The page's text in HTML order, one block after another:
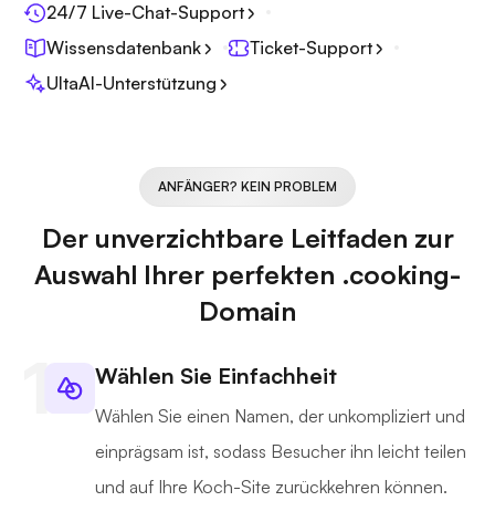
24/7 Live-Chat-Support
Wissensdatenbank
Ticket-Support
UltaAI-Unterstützung
ANFÄNGER? KEIN PROBLEM
Der unverzichtbare Leitfaden zur
Auswahl Ihrer perfekten .cooking-
Domain
Wählen Sie Einfachheit
Wählen Sie einen Namen, der unkompliziert und
einprägsam ist, sodass Besucher ihn leicht teilen
und auf Ihre Koch-Site zurückkehren können.